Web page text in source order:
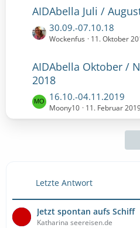
i
r
e
z
t
e
B
i
t
r
ä
g
AIDAbella Juli /
L
e
z
t
e
B
e
i
e
30.09.-07.10.18
Wockenfus 11. Oktober
AIDAbella Oktober /
2018
L
e
t
e
t
16.10.-04.11.2019
Moony10 11. Februar
Letzte Antwort
Jetzt spontan aufs Schiff
Katharina seereisen.de